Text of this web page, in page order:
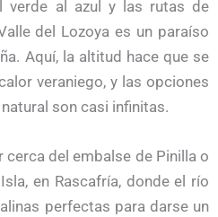
verde al azul y las rutas de
del Lozoya es un paraíso
Aquí, la altitud hace que se
veraniego, y las opciones
son casi infinitas.
del embalse de Pinilla o
en Rascafría, donde el río
perfectas para darse un